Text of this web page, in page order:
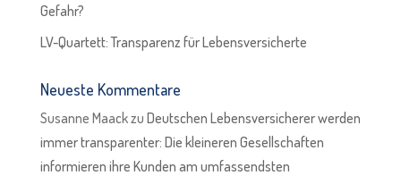
Gefahr?
LV-Quartett: Transparenz für Lebensversicherte
Neueste Kommentare
Susanne Maackzu Deutschen Lebensversicherer werden
immer transparenter: Die kleineren Gesellschaften
informieren ihre Kunden am umfassendsten